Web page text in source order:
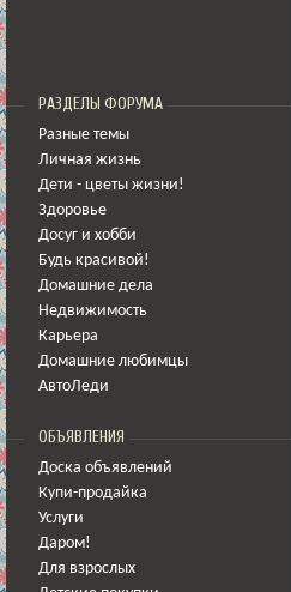
РАЗДЕЛЫ ФОРУМА
Разные темы
Личная жизнь
Дети - цветы жизни!
Здоровье
Досуг и хобби
Будь красивой!
Домашние дела
Недвижимость
Карьера
Домашние любимцы
АвтоЛеди
ОБЪЯВЛЕНИЯ
Доска объявлений
Купи-продайка
Услуги
Даром!
Для взрослых